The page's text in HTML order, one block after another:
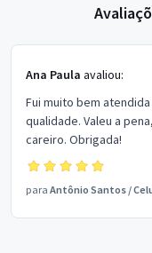
Ana Paula avaliou:
Fui muito bem
qualidade. Valeu a
careiro. Obrigada!
para Antônio Santos /